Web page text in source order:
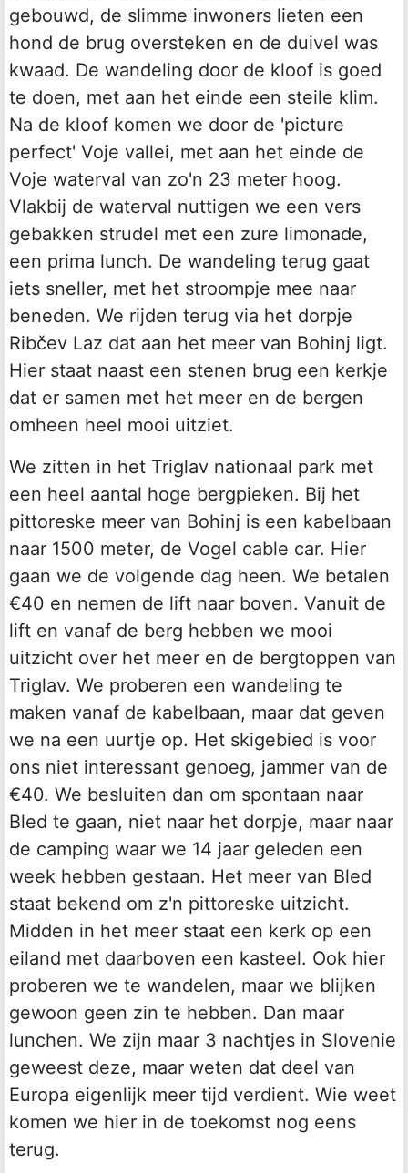
gebouwd, de slimme inwoners lieten een
hond de brug oversteken en de duivel was
kwaad. De wandeling door de kloof is goed
te doen, met aan het einde een steile klim.
Na de kloof komen we door de 'picture
perfect' Voje vallei, met aan het einde de
Voje waterval van zo'n 23 meter hoog.
Vlakbij de waterval nuttigen we een vers
gebakken strudel met een zure limonade,
een prima lunch. De wandeling terug gaat
iets sneller, met het stroompje mee naar
beneden. We rijden terug via het dorpje
Ribčev Laz dat aan het meer van Bohinj ligt.
Hier staat naast een stenen brug een kerkje
dat er samen met het meer en de bergen
omheen heel mooi uitziet.
We zitten in het Triglav nationaal park met
een heel aantal hoge bergpieken. Bij het
pittoreske meer van Bohinj is een kabelbaan
naar 1500 meter, de Vogel cable car. Hier
gaan we de volgende dag heen. We betalen
€40 en nemen de lift naar boven. Vanuit de
lift en vanaf de berg hebben we mooi
uitzicht over het meer en de bergtoppen van
Triglav. We proberen een wandeling te
maken vanaf de kabelbaan, maar dat geven
we na een uurtje op. Het skigebied is voor
ons niet interessant genoeg, jammer van de
€40. We besluiten dan om spontaan naar
Bled te gaan, niet naar het dorpje, maar naar
de camping waar we 14 jaar geleden een
week hebben gestaan. Het meer van Bled
staat bekend om z'n pittoreske uitzicht.
Midden in het meer staat een kerk op een
eiland met daarboven een kasteel. Ook hier
proberen we te wandelen, maar we blijken
gewoon geen zin te hebben. Dan maar
lunchen. We zijn maar 3 nachtjes in Slovenie
geweest deze, maar weten dat deel van
Europa eigenlijk meer tijd verdient. Wie weet
komen we hier in de toekomst nog eens
terug.